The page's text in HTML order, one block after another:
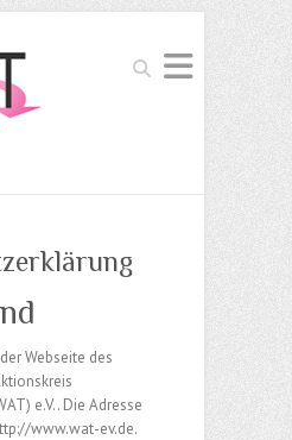
Suchen
Webseite des
e.V.. Die Adresse
www.wat-ev.de.